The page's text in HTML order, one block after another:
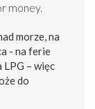
money.
morze, na
- na ferie
– więc
do